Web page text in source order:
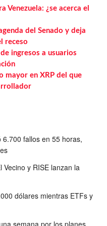
Venezuela: ¿se acerca el
del Senado y deja
receso
ingresos a usuarios
mayor en XRP del que
fallos en 55 horas,
y RISE lanzan la
dólares mientras ETFs y
semana por los planes